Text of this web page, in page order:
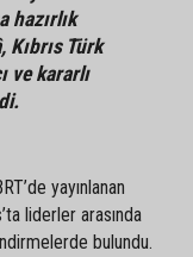
hazırlık
Kıbrıs Türk
ve kararlı
yayınlanan
liderler arasında
bulundu.